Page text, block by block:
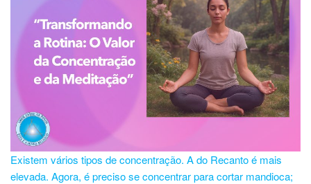
Existem vários tipos de concentração. A do Recanto é mais
elevada. Agora, é preciso se concentrar para cortar mandioca;